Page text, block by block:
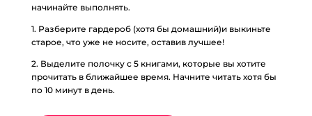
начинайте выполнять.
1. Разберите гардероб (хотя бы домашний)и выкиньте
старое, что уже не носите, оставив лучшее!
2. Выделите полочку с 5 книгами, которые вы хотите
прочитать в ближайшее время. Начните читать хотя бы
по 10 минут в день.